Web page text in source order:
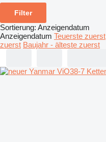
Filter
Sortierung: Anzeigendatum
Anzeigendatum Teuerste zuerst
zuerst Baujahr - älteste zuerst